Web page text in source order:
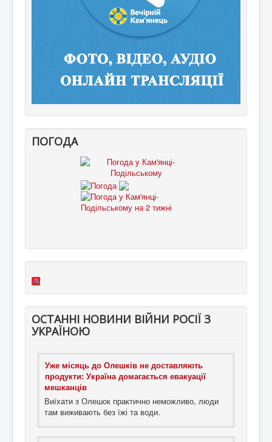
ПОГОДА
ОСТАННІ НОВИНИ ВІЙНИ РОСІЇ З
УКРАЇНОЮ
Уже місяць до Олешків не доставляють
продукти: Україна домагається евакуації
мешканців
Виїхати з Олешок практично неможливо, люди
там виживають без їжі та води.